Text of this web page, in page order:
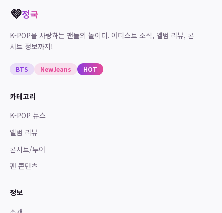
💜정국
K-POP을 사랑하는 팬들의 놀이터. 아티스트 소식, 앨범 리뷰, 콘
서트 정보까지!
BTS NewJeans HOT
카테고리
K-POP 뉴스
앨범 리뷰
콘서트/투어
팬 콘텐츠
정보